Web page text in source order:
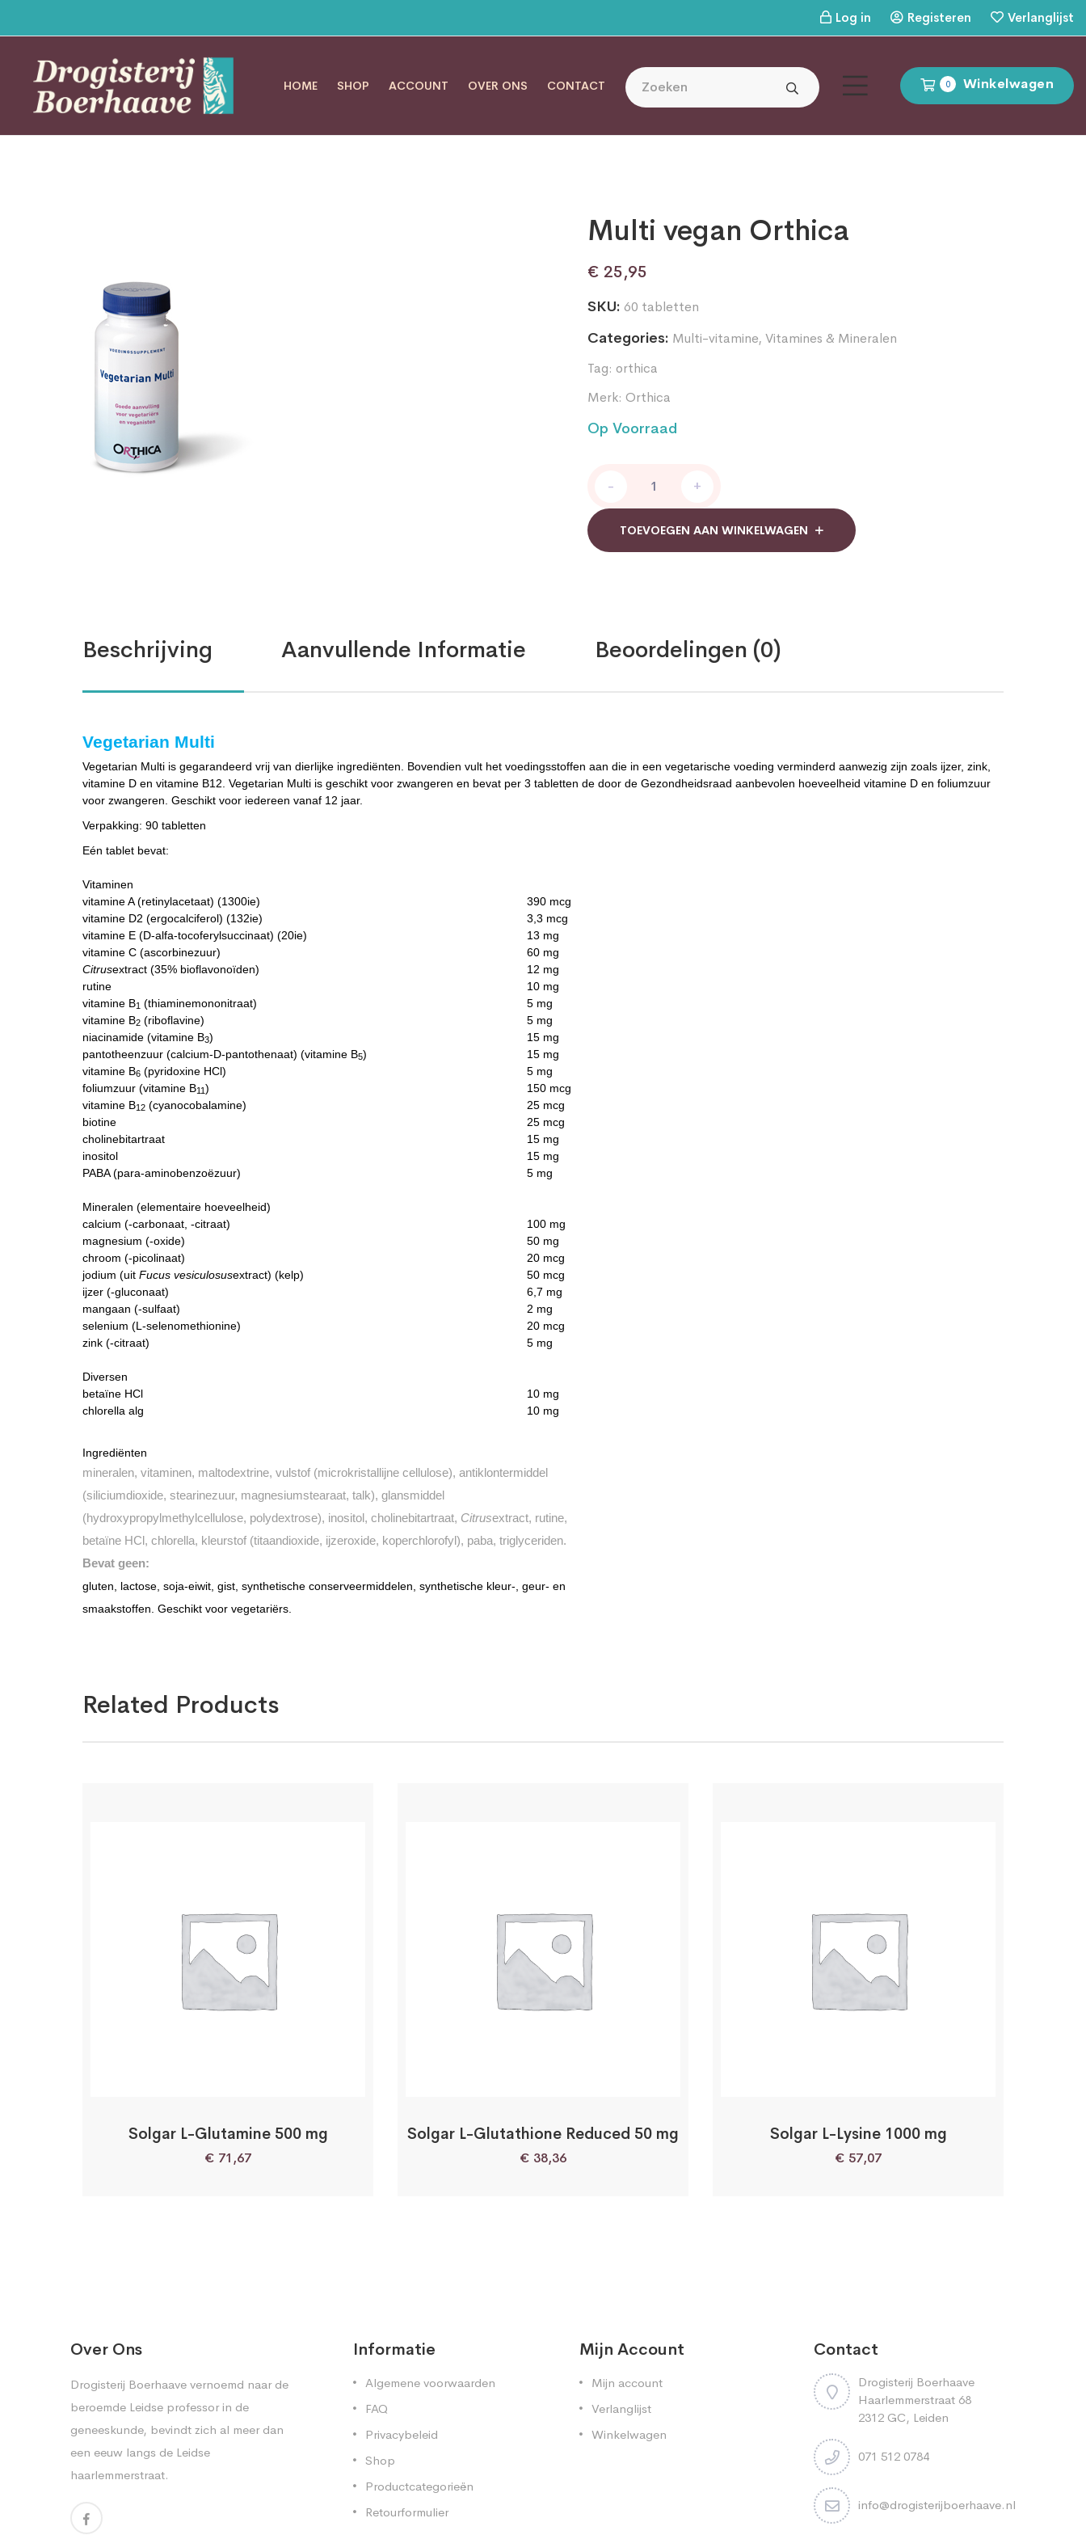
Log in Registeren Verlanglijst
0 Winkelwagen
HOME SHOP ACCOUNT OVER ONS CONTACT
Multi vegan Orthica
€ 25,95
SKU: 60 tabletten
Categories: Multi-vitamine, Vitamines & Mineralen
Tag: orthica
Merk: Orthica
Op Voorraad
vegan
Orthica
quantity
- +
TOEVOEGEN AAN WINKELWAGEN
Beschrijving Aanvullende Informatie Beoordelingen (0)
Vegetarian Multi
Vegetarian Multi is gegarandeerd vrij van dierlijke ingrediënten. Bovendien vult het voedingsstoffen aan die in een vegetarische voeding verminderd aanwezig zijn zoals ijzer, zink,
vitamine D en vitamine B12. Vegetarian Multi is geschikt voor zwangeren en bevat per 3 tabletten de door de Gezondheidsraad aanbevolen hoeveelheid vitamine D en foliumzuur
voor zwangeren. Geschikt voor iedereen vanaf 12 jaar.
Verpakking: 90 tabletten
Eén tablet bevat:
Vitaminen
vitamine A (retinylacetaat) (1300ie)
390 mcg
vitamine D2 (ergocalciferol) (132ie)
3,3 mcg
vitamine E (D-alfa-tocoferylsuccinaat) (20ie)
13 mg
vitamine C (ascorbinezuur)
60 mg
Citrusextract (35% bioflavonoïden)
12 mg
rutine
10 mg
vitamine B1 (thiaminemononitraat)
5 mg
vitamine B2 (riboflavine)
5 mg
niacinamide (vitamine B3)
15 mg
pantotheenzuur (calcium-D-pantothenaat) (vitamine B5)
15 mg
vitamine B6 (pyridoxine HCl)
5 mg
foliumzuur (vitamine B11 )
150 mcg
vitamine B12 (cyanocobalamine)
25 mcg
biotine
25 mcg
cholinebitartraat
15 mg
inositol
15 mg
PABA (para-aminobenzoëzuur)
5 mg
Mineralen (elementaire hoeveelheid)
calcium (-carbonaat, -citraat)
100 mg
magnesium (-oxide)
50 mg
chroom (-picolinaat)
20 mcg
jodium (uit Fucus vesiculosusextract) (kelp)
50 mcg
ijzer (-gluconaat)
6,7 mg
mangaan (-sulfaat)
2 mg
selenium (L-selenomethionine)
20 mcg
zink (-citraat)
5 mg
Diversen
betaïne HCl
10 mg
chlorella alg
10 mg
Ingrediënten
mineralen, vitaminen, maltodextrine, vulstof (microkristallijne cellulose), antiklontermiddel
(siliciumdioxide, stearinezuur, magnesiumstearaat, talk), glansmiddel
(hydroxypropylmethylcellulose, polydextrose), inositol, cholinebitartraat, Citrusextract, rutine,
betaïne HCl, chlorella, kleurstof (titaandioxide, ijzeroxide, koperchlorofyl), paba, triglyceriden.
Bevat geen:
gluten, lactose, soja-eiwit, gist, synthetische conserveermiddelen, synthetische kleur-, geur- en
smaakstoffen. Geschikt voor vegetariërs.
Related Products
Solgar L-Glutamine 500 mg
€ 71,67
Solgar L-Glutathione Reduced 50 mg
€ 38,36
Solgar L-Lysine 1000 mg
€ 57,07
Over Ons
Drogisterij Boerhaave vernoemd naar de
beroemde Leidse professor in de
geneeskunde, bevindt zich al meer dan
een eeuw langs de Leidse
haarlemmerstraat.
Informatie
Algemene voorwaarden
FAQ
Privacybeleid
Shop
Productcategorieën
Retourformulier
Mijn Account
Mijn account
Verlanglijst
Winkelwagen
Contact
Drogisterij Boerhaave
Haarlemmerstraat 68
2312 GC, Leiden
071 512 0784
info@drogisterijboerhaave.nl